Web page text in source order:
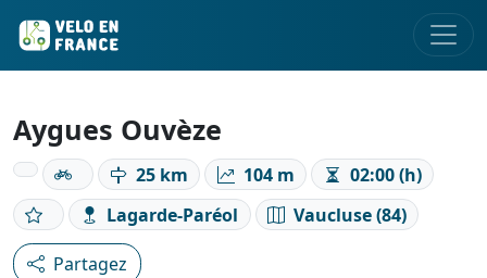
Aygues Ouvèze
25 km 104 m
02:00 (h)
Lagarde-Paréol
Vaucluse (84)
Partagez